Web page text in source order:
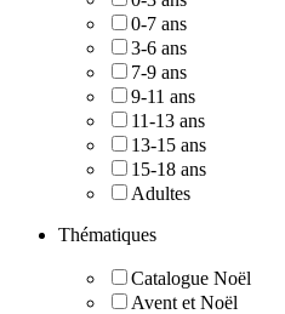
0-7 ans
3-6 ans
7-9 ans
9-11 ans
11-13 ans
13-15 ans
15-18 ans
Adultes
Thématiques
Catalogue Noël
Avent et Noël